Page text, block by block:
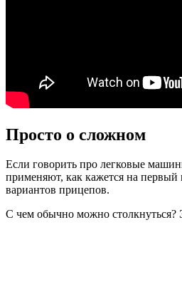
Просто о сложном
Если говорить про легковые
применяют, как кажется на первый
вариантов прицепов.
С чем обычно можно столкнуться?